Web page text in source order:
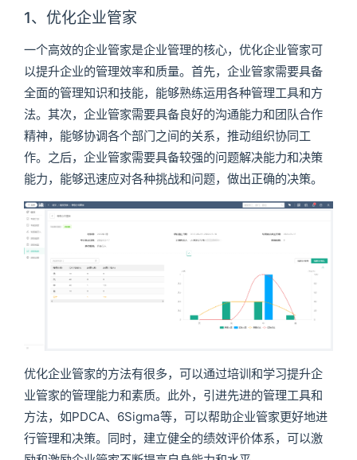
1、优化企业管家
一个高效的企业管家是企业管理的核心，优化企业管家可
以提升企业的管理效率和质量。首先，企业管家需要具备
全面的管理知识和技能，能够熟练运用各种管理工具和方
法。其次，企业管家需要具备良好的沟通能力和团队合作
精神，能够协调各个部门之间的关系，推动组织协同工
作。之后，企业管家需要具备较强的问题解决能力和决策
能力，能够迅速应对各种挑战和问题，做出正确的决策。
优化企业管家的方法有很多，可以通过培训和学习提升企
业管家的管理能力和素质。此外，引进先进的管理工具和
方法，如PDCA、6Sigma等，可以帮助企业管家更好地进
行管理和决策。同时，建立健全的绩效评价体系，可以激